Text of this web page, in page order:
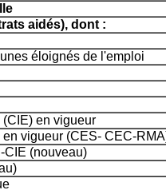
aidés), dont :
éloignés de l'emploi
en vigueur
vigueur (CES- CEC-
CIE (nouveau)